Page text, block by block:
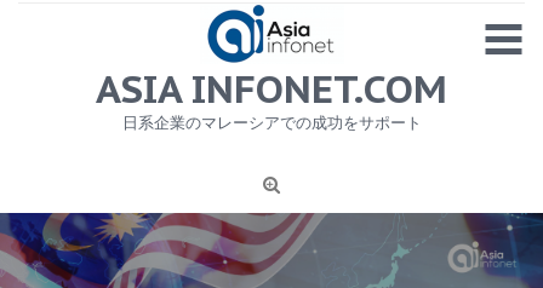
MENU
1
ニュース
労務サービス
ASIA INFONET.COM
日系企業のマレーシアでの成功をサポート